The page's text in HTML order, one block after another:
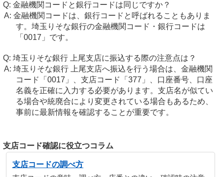
金融機関コードと銀行コードは同じですか？
金融機関コードは、銀行コードと呼ばれることもありま
す。埼玉りそな銀行の金融機関コード・銀行コードは
「0017」です。
埼玉りそな銀行 上尾支店に振込する際の注意点は？
埼玉りそな銀行 上尾支店へ振込を行う場合は、金融機関
コード「0017」、支店コード「377」、口座番号、口座
名義を正確に入力する必要があります。支店名が似てい
る場合や統廃合により変更されている場合もあるため、
事前に最新情報を確認することが重要です。
支店コード確認に役立つコラム
支店コードの調べ方